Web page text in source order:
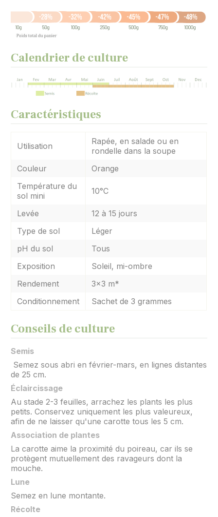
Calendrier de culture
Caractéristiques
Utilisation
Rapée, en salade ou en
rondelle dans la soupe
Couleur
Orange
Température du
sol mini
10°C
Levée
12 à 15 jours
Type de sol
Léger
pH du sol
Tous
Exposition
Soleil, mi-ombre
Rendement
3x3 m*
Conditionnement
Sachet de 3 grammes
Conseils de culture
Semis
Semez sous abri en février-mars, en lignes distantes
de 25 cm.
Éclaircissage
Au stade 2-3 feuilles, arrachez les plants les plus
petits. Conservez uniquement les plus valeureux,
afin de ne laisser qu'une carotte tous les 5 cm.
Association de plantes
La carotte aime la proximité du poireau, car ils se
protègent mutuellement des ravageurs dont la
mouche.
Lune
Semez en lune montante.
Récolte